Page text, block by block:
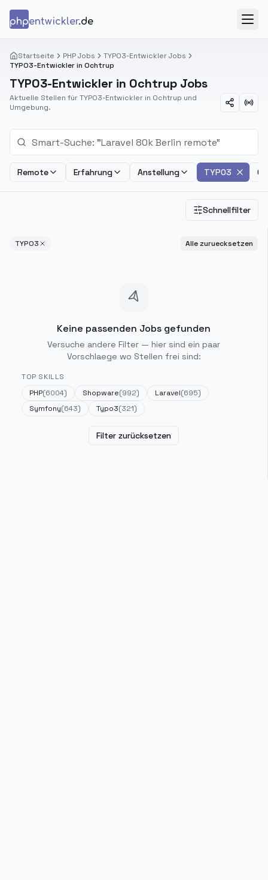
phpentwickler.de
Startseite PHP Jobs
TYPO3-Entwickler Jobs
TYPO3-Entwickler in Ochtrup
TYPO3-Entwickler in Ochtrup Jobs
Aktuelle Stellen für TYPO3-Entwickler in Ochtrup und
Umgebung.
Remote Erfahrung Anstellung TYPO3
Schnellfilter
TYPO3 Alle zuruecksetzen
Keine passenden Jobs gefunden
Versuche andere Filter — hier sind ein paar
Vorschlaege wo Stellen frei sind:
TOP SKILLS
PHP(6004) Shopware(992) Laravel(695)
Symfony(643) Typo3(321)
Filter zurücksetzen